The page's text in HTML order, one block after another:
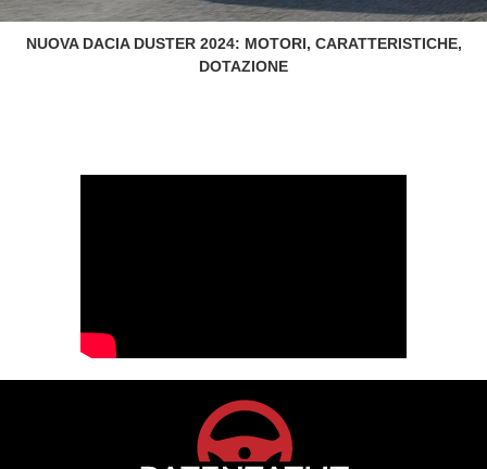
NUOVA DACIA DUSTER 2024: MOTORI, CARATTERISTICHE,
DOTAZIONE